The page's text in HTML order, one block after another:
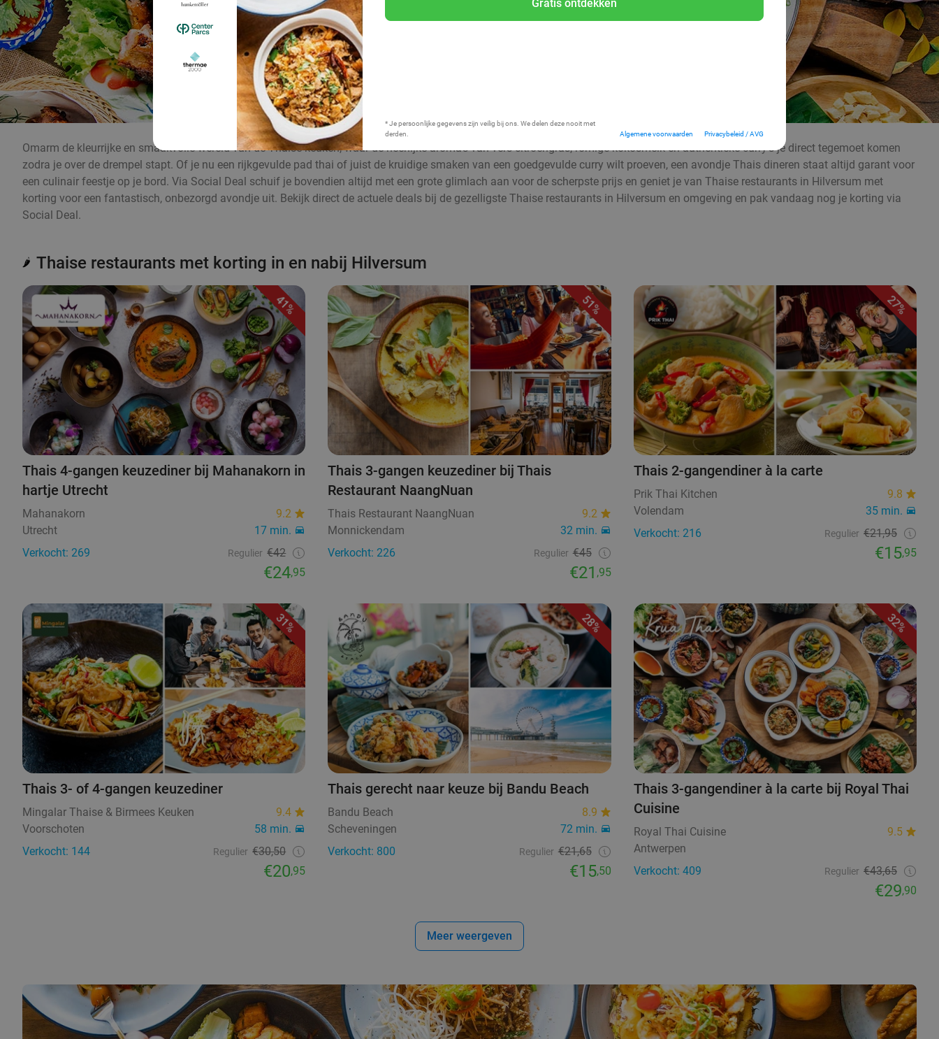
Gratis ontdekken
* Je persoonlijke gegevens zijn veilig bij ons. We delen deze nooit met
derden.
Algemene voorwaarden Privacybeleid / AVG
Omarm de kleurrijke en smaakvolle wereld van de Thaise keuken, waar de heerlijke aroma’s van vers citroengras, romige kokosmelk en authentieke curry’s je direct tegemoet komen
zodra je over de drempel stapt. Of je nu een rijkgevulde pad thai of juist de kruidige smaken van een goedgevulde curry wilt proeven, een avondje Thais dineren staat altijd garant voor
een culinair feestje op je bord. Via Social Deal schuif je bovendien altijd met een grote glimlach aan voor de scherpste prijs en geniet je van Thaise restaurants in Hilversum met
korting voor een fantastisch, onbezorgd avondje uit. Bekijk direct de actuele deals bij de gezelligste Thaise restaurants in Hilversum en omgeving en pak vandaag nog je korting via
Social Deal.
🌶️ Thaise restaurants met korting in en nabij Hilversum
41%
Thais 4-gangen keuzediner bij Mahanakorn in
hartje Utrecht
Mahanakorn
9.2
Utrecht
17 min.
Verkocht: 269
Regulier €42
€24,95
51%
Thais 3-gangen keuzediner bij Thais
Restaurant NaangNuan
Thais Restaurant NaangNuan
9.2
Monnickendam
32 min.
Verkocht: 226
Regulier €45
€21 ,95
27%
Thais 2-gangendiner à la carte
Prik Thai Kitchen
9.8
Volendam
35 min.
Verkocht: 216
Regulier €21,95
€15,95
31%
Thais 3- of 4-gangen keuzediner
Mingalar Thaise & Birmees Keuken
9.4
Voorschoten
58 min.
Verkocht: 144
Regulier €30,50
€20,95
28%
Thais gerecht naar keuze bij Bandu Beach
Bandu Beach
8.9
Scheveningen
72 min.
Verkocht: 800
Regulier €21,65
€15,50
32%
Thais 3-gangendiner à la carte bij Royal Thai
Cuisine
Royal Thai Cuisine
9.5
Antwerpen
Verkocht: 409
Regulier €43,65
€29,90
Meer weergeven